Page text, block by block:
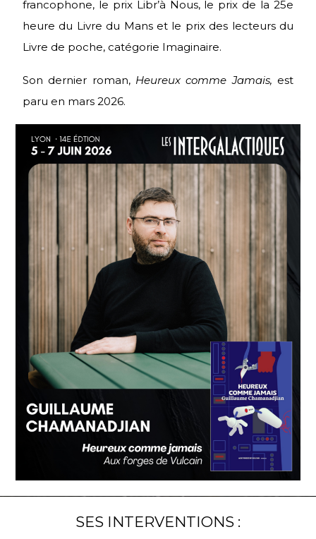
francophone, le prix Libr’à Nous, le prix de la 25e
heure du Livre du Mans et le prix des lecteurs du
Livre de poche, catégorie Imaginaire.
Son dernier roman, Heureux comme Jamais, est
paru en mars 2026.
SES INTERVENTIONS :